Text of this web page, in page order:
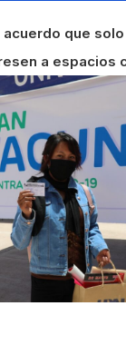
acuerdo que
a espacios